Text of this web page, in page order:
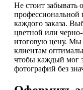
Не стоит забывать
профессиональной
каждого заказа.
цветной или черно-
итоговую цену. Мы
клиентам
чтобы каждый мог
фотографий без